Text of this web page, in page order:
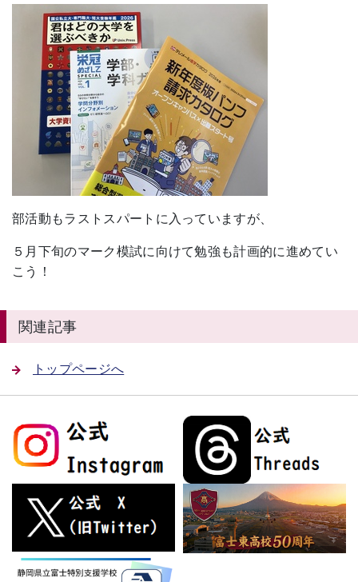
部活動もラストスパートに入っていますが、
５月下旬のマーク模試に向けて勉強も計画的に進めてい
こう！
関連記事
トップページへ